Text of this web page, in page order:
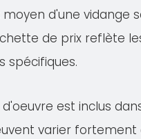
d'une vidange
de prix reflète
spécifiques.
est inclus
varier